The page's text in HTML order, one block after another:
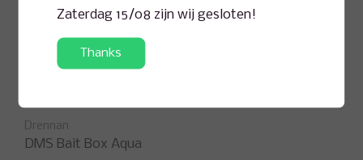
Drennan
DMS Bait Box Aqua
Zaterdag 15/08 zijn wij gesloten!
Thanks